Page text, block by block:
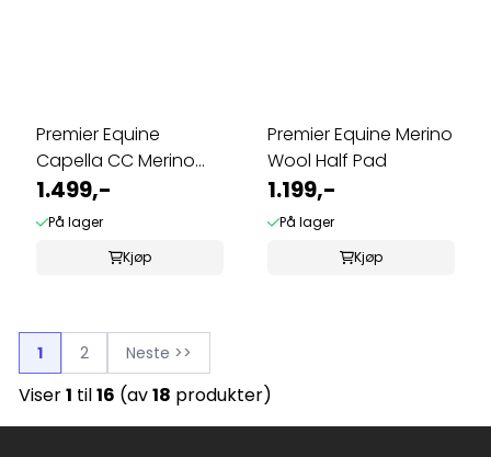
Premier Equine
Capella CC Merino
Dressage
1.499,-
På lager
Kjøp
Premier Equine Merino
Wool Half Pad
1.199,-
På lager
Kjøp
1 2 Neste >>
Viser1 til16 (av18 produkter)